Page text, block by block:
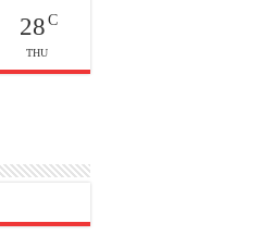
28 C
THU